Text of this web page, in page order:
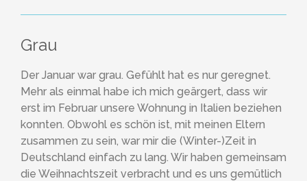
Grau
Der Januar war grau. Gefühlt hat es nur geregnet.
Mehr als einmal habe ich mich geärgert, dass wir
erst im Februar unsere Wohnung in Italien beziehen
konnten. Obwohl es schön ist, mit meinen Eltern
zusammen zu sein, war mir die (Winter-)Zeit in
Deutschland einfach zu lang. Wir haben gemeinsam
die Weihnachtszeit verbracht und es uns gemütlich